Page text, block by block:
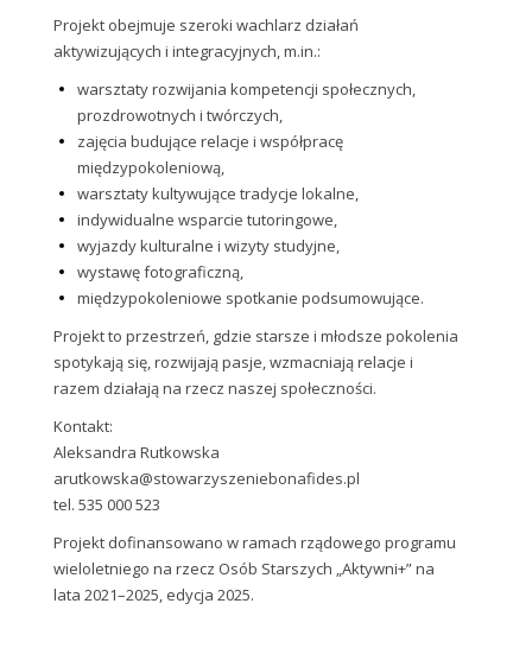
Projekt obejmuje szeroki wachlarz działań
aktywizujących i integracyjnych, m.in.:
warsztaty rozwijania kompetencji społecznych,
prozdrowotnych i twórczych,
zajęcia budujące relacje i współpracę
międzypokoleniową,
warsztaty kultywujące tradycje lokalne,
indywidualne wsparcie tutoringowe,
wyjazdy kulturalne i wizyty studyjne,
wystawę fotograficzną,
międzypokoleniowe spotkanie podsumowujące.
Projekt to przestrzeń, gdzie starsze i młodsze pokolenia
spotykają się, rozwijają pasje, wzmacniają relacje i
razem działają na rzecz naszej społeczności.
Kontakt:
Aleksandra Rutkowska
arutkowska@stowarzyszeniebonafides.pl
tel. 535 000 523
Projekt dofinansowano w ramach rządowego programu
wieloletniego na rzecz Osób Starszych „Aktywni+” na
lata 2021–2025, edycja 2025.